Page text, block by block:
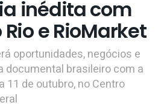
inédita com
e RioMarket
oportunidades, negócios e
documental brasileiro com a
11 de outubro, no Centro